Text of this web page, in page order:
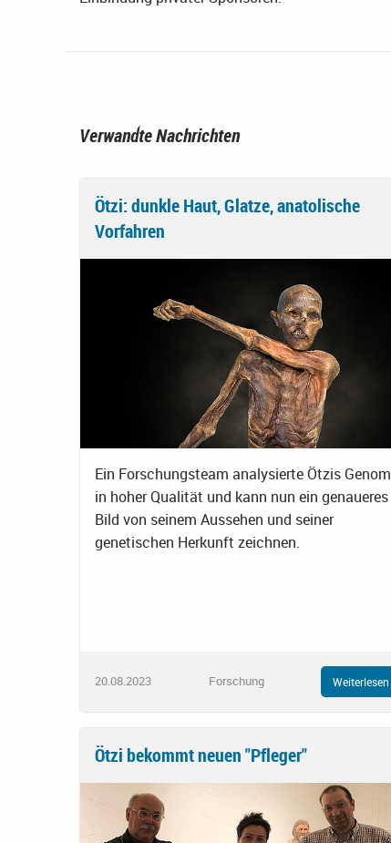
Verwandte Nachrichten
Ötzi: dunkle Haut, Glatze, anatolische
Vorfahren
Ein Forschungsteam analysierte Ötzis Genom
in hoher Qualität und kann nun ein genaueres
Bild von seinem Aussehen und seiner
genetischen Herkunft zeichnen.
20.08.2023 Forschung Weiterlesen
Ötzi bekommt neuen "Pfleger"